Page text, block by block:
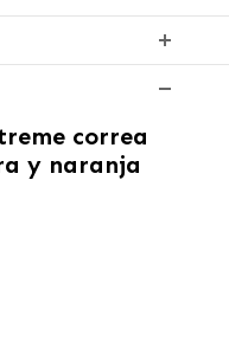
correa
y naranja